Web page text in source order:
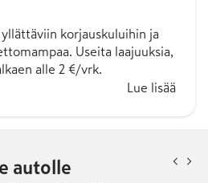
yllättäviin korjauskuluihin ja
Useita laajuuksia,
alle 2 €/vrk.
Lue lisää
autolle